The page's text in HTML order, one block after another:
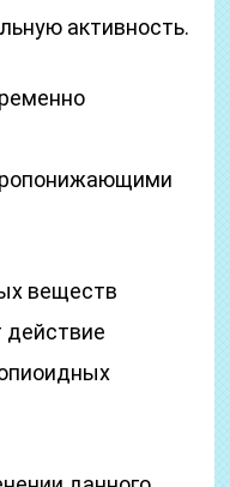
активность.
веществ
действие